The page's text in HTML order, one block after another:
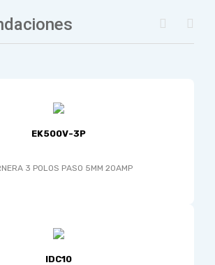
EK500V-3P
3 POLOS PASO 5MM 20AMP
IDC10